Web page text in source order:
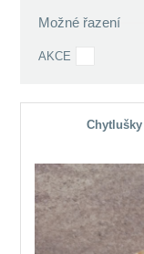
AKCE
Možné řazení